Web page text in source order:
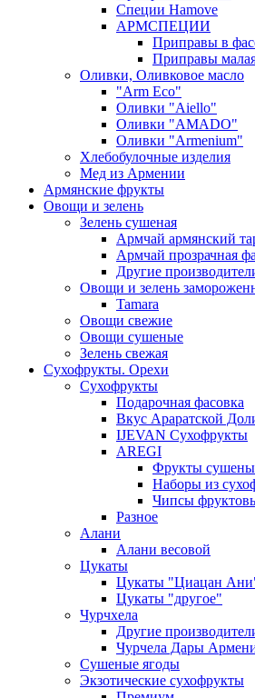
Специи Hamove
АРМСПЕЦИИ
Приправы в
Приправы
Оливки, Оливковое масло
"Arm Eco"
Оливки "Aiello"
Оливки "AMADO"
Оливки "Armenium"
Хлебобулочные изделия
Мед из Армении
Армянские фрукты
Овощи и зелень
Зелень сушеная
Армчай армянский
Армчай прозрачная
Другие
Овощи и зелень
Tamara
Овощи свежие
Овощи сушеные
Зелень свежая
Сухофрукты. Орехи
Сухофрукты
Подарочная фасовка
Вкус Араратской
IJEVAN Сухофрукты
AREGI
Фрукты
Наборы из
Чипсы
Разное
Алани
Алани весовой
Цукаты
Цукаты "Циацан
Цукаты "другое"
Чурчхела
Другие
Чурчела Дары
Сушеные ягоды
Экзотические сухофрукты